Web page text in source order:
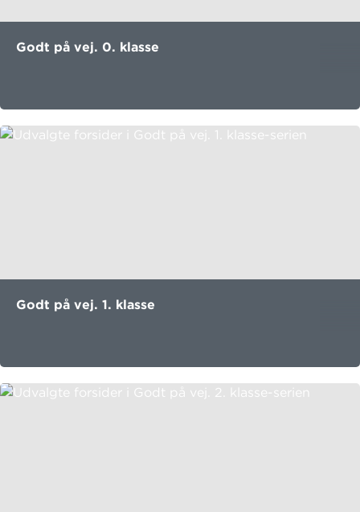
Godt på vej. 0. klasse
Godt på vej. 1. klasse